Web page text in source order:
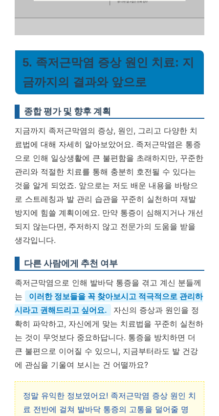
5. 족저근막염 증상 원인 치료: 지
금까지의 결과와 앞으로
종합 평가 및 향후 계획
지금까지 족저근막염의 증상, 원인, 그리고 다양한 치
료법에 대해 자세히 알아보았어요. 족저근막염은 통증
으로 인해 일상생활에 큰 불편함을 초래하지만, 꾸준한
관리와 적절한 치료를 통해 충분히 호전될 수 있다는
것을 알게 되었죠. 앞으로는 저도 배운 내용을 바탕으
로 스트레칭과 발 관리 습관을 꾸준히 실천하며 재발
방지에 힘쓸 계획이에요. 만약 통증이 심해지거나 개선
되지 않는다면, 주저하지 않고 전문가의 도움을 받을
생각입니다.
다른 사람에게 추천 여부
족저근막염으로 인해 발바닥 통증을 겪고 계신 분들께
는
이러한 정보들을 꼭 찾아보시고 적극적으로 관리하
시라고 권해드리고 싶어요.
자신의 증상과 원인을 정
확히 파악하고, 자신에게 맞는 치료법을 꾸준히 실천하
는 것이 무엇보다 중요하답니다. 통증을 방치하면 더
큰 불편으로 이어질 수 있으니, 지금부터라도 발 건강
에 관심을 기울여 보시는 건 어떨까요?
정말 유익한 정보였어요! 족저근막염 증상 원인 치
료 전반에 걸쳐 발바닥 통증의 고통을 덜어줄 명